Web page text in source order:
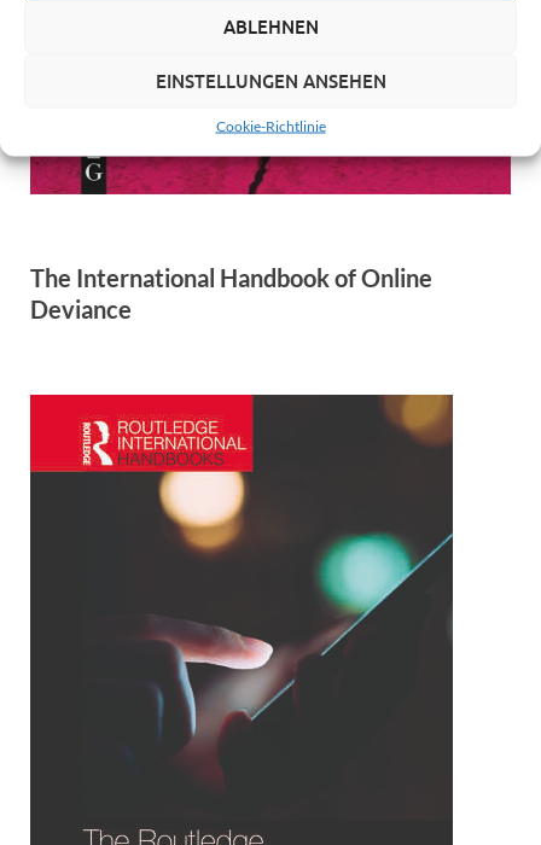
ABLEHNEN
EINSTELLUNGEN ANSEHEN
Cookie-Richtlinie
The International Handbook of Online
Deviance